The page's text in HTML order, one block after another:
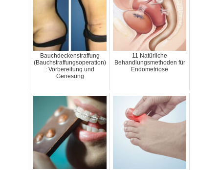
Bauchdeckenstraffung
(Bauchstraffungsoperation)
: Vorbereitung und
Genesung
11 Natürliche
Behandlungsmethoden für
Endometriose